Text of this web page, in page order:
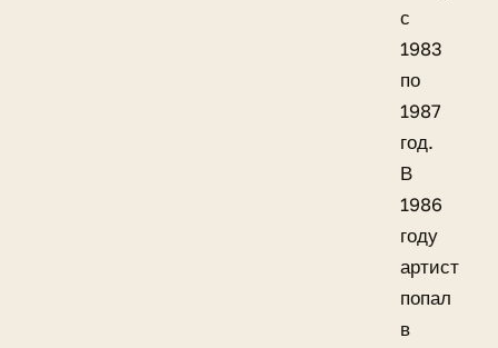
с
1983
по
1987
год.
В
1986
году
артист
попал
в